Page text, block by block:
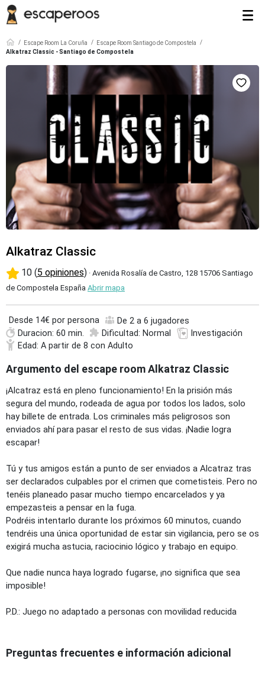
Escape Room La Coruña
Escape Room Santiago de Compostela
Alkatraz Classic - Santiago de Compostela
Alkatraz Classic
10 (5 opiniones)· Avenida Rosalía de Castro, 128 15706 Santiago
de Compostela España Abrir mapa
Desde 14€ por persona
De 2 a 6 jugadores
Duracion: 60 min.
Dificultad: Normal
Investigación
Edad: A partir de 8 con Adulto
Argumento del escape room Alkatraz Classic
¡Alcatraz está en pleno funcionamiento! En la prisión más
segura del mundo, rodeada de agua por todos los lados, solo
hay billete de entrada. Los criminales más peligrosos son
enviados ahí para pasar el resto de sus vidas. ¡Nadie logra
escapar!
Tú y tus amigos están a punto de ser enviados a Alcatraz tras
ser declarados culpables por el crimen que cometisteis. Pero no
tenéis planeado pasar mucho tiempo encarcelados y ya
empezasteis a pensar en la fuga.
Podréis intentarlo durante los próximos 60 minutos, cuando
tendréis una única oportunidad de estar sin vigilancia, pero se os
exigirá mucha astucia, raciocinio lógico y trabajo en equipo.
Que nadie nunca haya logrado fugarse, ¡no significa que sea
imposible!
P.D.: Juego no adaptado a personas con movilidad reducida
Preguntas frecuentes e información adicional